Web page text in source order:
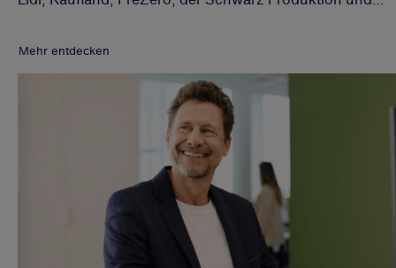
Mehr entdecken